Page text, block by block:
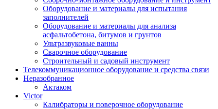
Оборудование и материалы для испытания
заполнителей
Оборудование и материалы для анализа
асфальтобетона, битумов и грунтов
Ультразвуковые ванны
Сварочное оборудование
Строительный и садовый инструмент
Телекоммуникационное оборудование и средства связи
Неразобранное
Актаком
Victor
Калибраторы и поверочное оборудование